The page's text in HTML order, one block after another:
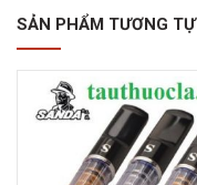
SẢN PHẨM TƯƠNG TỰ